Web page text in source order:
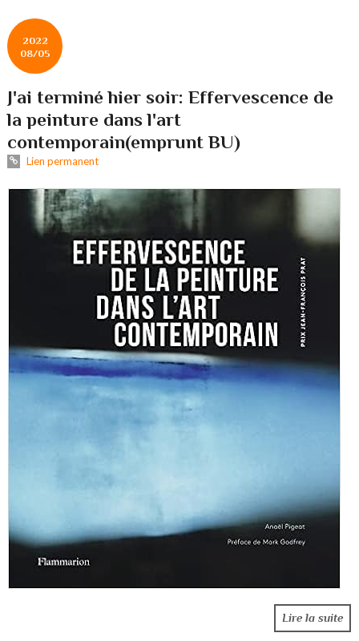
2022
08/05
J'ai terminé hier soir: Effervescence de
la peinture dans l'art
contemporain(emprunt BU)
Lien permanent
Lire la suite